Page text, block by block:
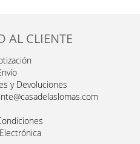
AL CLIENTE
y Devoluciones